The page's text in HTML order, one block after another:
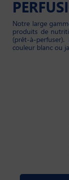
Notre large
produits de
(prêt-à-
couleur blanc ou